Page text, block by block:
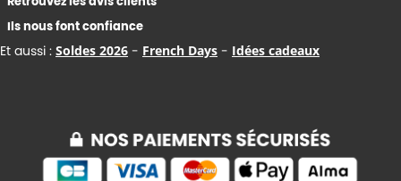
Ils nous font confiance
Et aussi : Soldes 2026 - French Days - Idées cadeaux